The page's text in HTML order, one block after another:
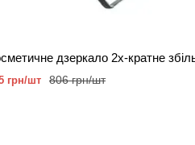
806 грн/шт
грн/шт